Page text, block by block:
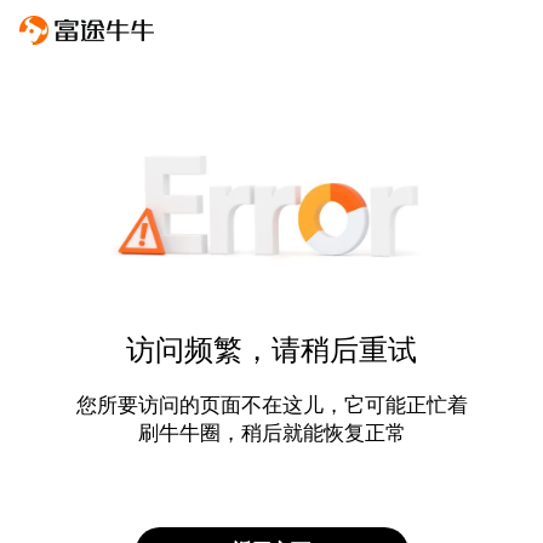
访问频繁，请稍后重试
您所要访问的页面不在这儿，它可能正忙着
刷牛牛圈，稍后就能恢复正常